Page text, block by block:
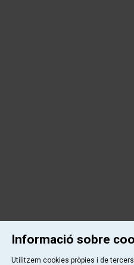
Informació sobre
Utilitzem cookies pròpies i de